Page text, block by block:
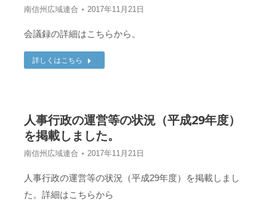
南信州広域連合 2017年11月21日
会議録の詳細はこちらから。
詳しくはこちら
人事行政の運営等の状況（平成29年度）
を掲載しました。
南信州広域連合 2017年11月21日
人事行政の運営等の状況（平成29年度）を掲載しまし
た。詳細はこちらから